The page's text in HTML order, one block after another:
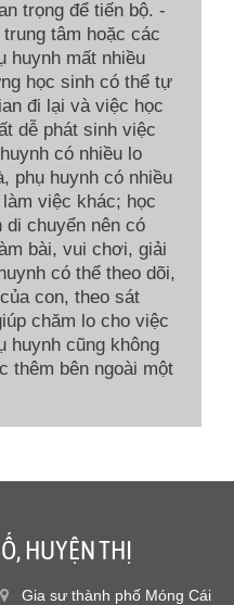
trọng để tiến bộ. -
tâm hoặc các
huynh mất nhiều
học sinh có thể tự
đi lại và việc học
dễ phát sinh việc
có nhiều lo
phụ huynh có nhiều
việc khác; học
di chuyển nên có
bài, vui chơi, giải
có thể theo dõi,
con, theo sát
chăm lo cho việc
huynh cũng không
thêm bên ngoài một
HUYỆN THỊ
Gia sư thành phố Móng Cái